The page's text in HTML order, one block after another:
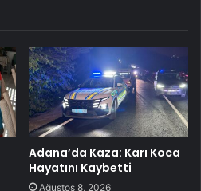
Adana’da Kaza: Karı Koca
Hayatını Kaybetti
Ağustos 8, 2026